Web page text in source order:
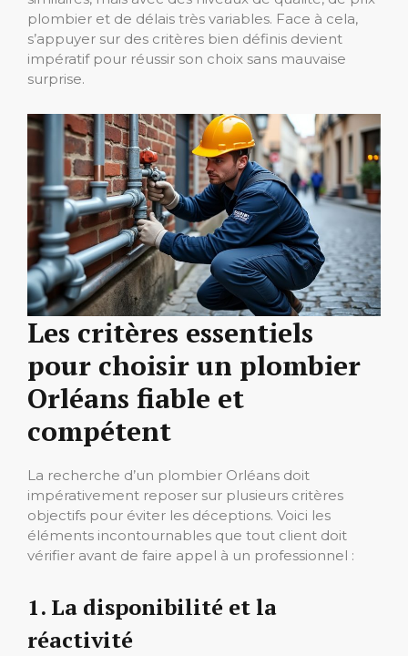
plombier et de délais très variables. Face à cela,
s’appuyer sur des critères bien définis devient
impératif pour réussir son choix sans mauvaise
surprise.
Les critères essentiels
pour choisir un plombier
Orléans fiable et
compétent
La recherche d’un plombier Orléans doit
impérativement reposer sur plusieurs critères
objectifs pour éviter les déceptions. Voici les
éléments incontournables que tout client doit
vérifier avant de faire appel à un professionnel :
1. La disponibilité et la
réactivité